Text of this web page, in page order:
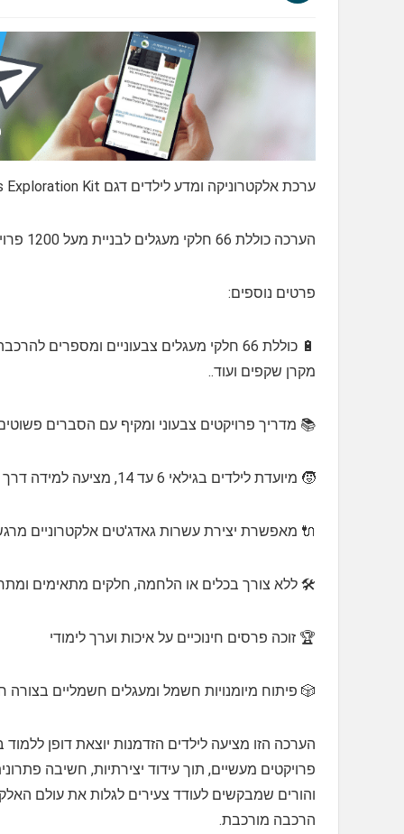
ערכת אלקטרוניקה ומדע לילדים דגם Electronics Exploration Kit
הערכה כוללת 66 חלקי מעגלים לבניית מעל 1200 פרויקטים שונים, כולל מדריך צבעוני מלא לפרויקטים
פרטים נוספים:
🔋 כוללת 66 חלקי מעגלים צבעוניים
מקרן שקפים ועוד..
📚 מדריך פרויקטים צבעוני ומקיף עם הסברים
🧒 מיועדת לילדים בגילאי 6 עד 14, מציעה למידה דרך משחק
🔌 מאפשרת יצירת עשרות גאדג'טים אלקטרוניים
🛠 ללא צורך בכלים או הלחמה, חלקים מתאימים
🏆 זוכה פרסים חינוכיים על איכות וערך לימודי
🎲 פיתוח מיומנויות חשמל ומעגלים חשמליים בצורה
הערכה הזו מציעה לילדים הזדמנות יוצאת דופן
והורים שמבקשים לעודד צעירים לגלות את עולם
הרכבה מורכבת.